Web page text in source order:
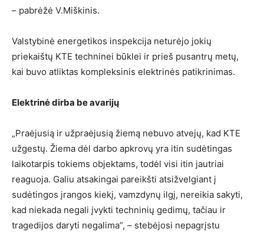
– pabrėžė V.Miškinis.
Valstybinė energetikos inspekcija neturėjo jokių
priekaištų KTE techninei būklei ir prieš pusantrų metų,
kai buvo atliktas kompleksinis elektrinės patikrinimas.
Elektrinė dirba be avarijų
„Praėjusią ir užpraėjusią žiemą nebuvo atvejų, kad KTE
užgestų. Žiema dėl darbo apkrovų yra itin sudėtingas
laikotarpis tokiems objektams, todėl visi itin jautriai
reaguoja. Galiu atsakingai pareikšti atsižvelgiant į
sudėtingos įrangos kiekį, vamzdynų ilgį, nereikia sakyti,
kad niekada negali įvykti techninių gedimų, tačiau ir
tragedijos daryti negalima”, – stebėjosi nepagrįstu